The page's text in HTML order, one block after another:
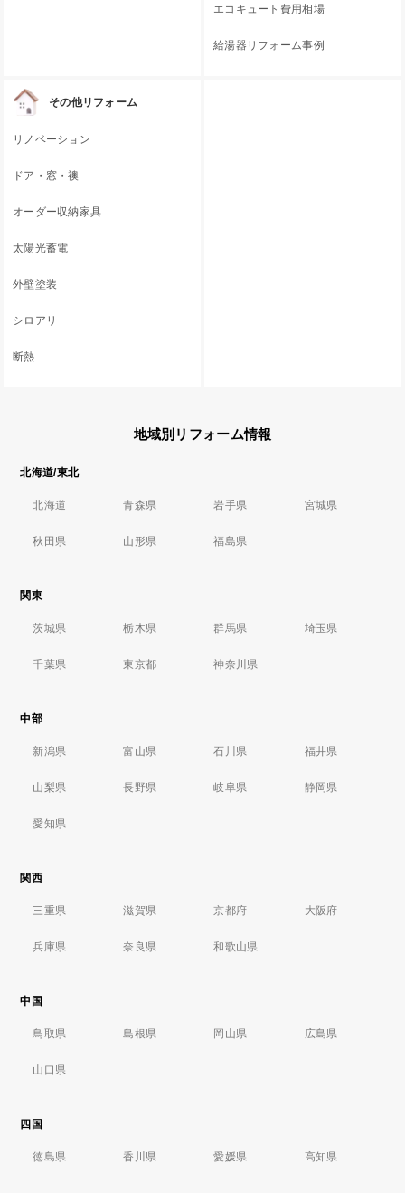
エコキュート費用相場
給湯器リフォーム事例
その他リフォーム
リノベーション
ドア・窓・襖
オーダー収納家具
太陽光蓄電
外壁塗装
シロアリ
断熱
地域別リフォーム情報
北海道/東北
北海道 青森県 岩手県 宮城県
秋田県 山形県 福島県
関東
茨城県 栃木県 群馬県 埼玉県
千葉県 東京都 神奈川県
中部
新潟県 富山県 石川県 福井県
山梨県 長野県 岐阜県 静岡県
愛知県
関西
三重県 滋賀県 京都府 大阪府
兵庫県 奈良県 和歌山県
中国
鳥取県 島根県 岡山県 広島県
山口県
四国
徳島県 香川県 愛媛県 高知県